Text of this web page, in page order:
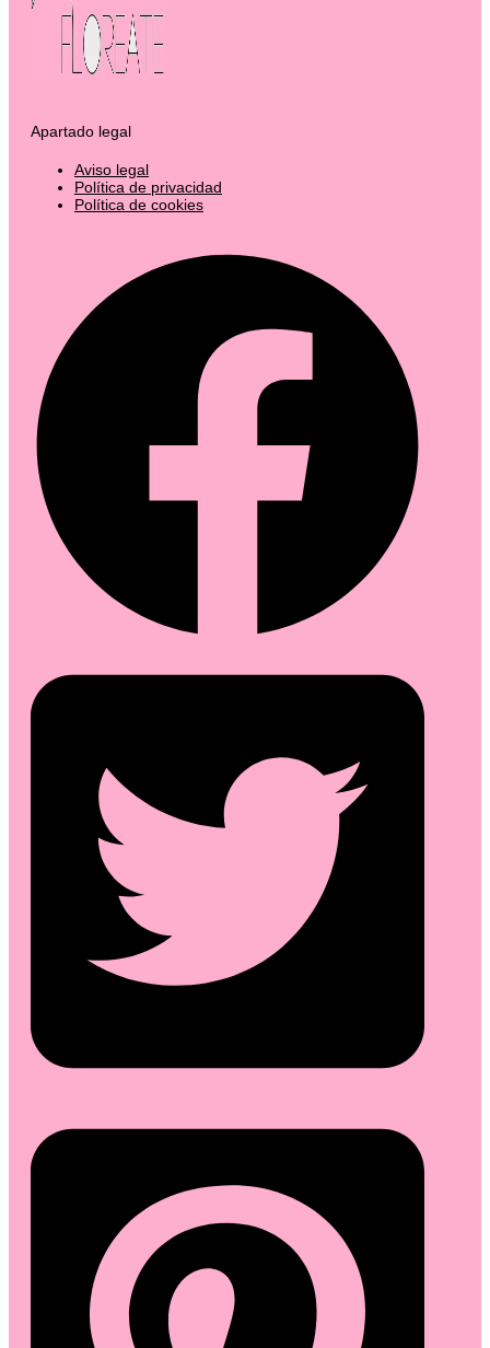
Apartado legal
Aviso legal
Política de privacidad
Política de cookies